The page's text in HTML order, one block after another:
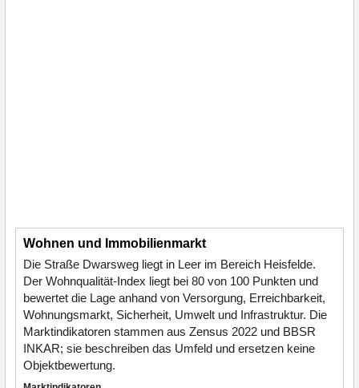
Wohnen und Immobilienmarkt
Die Straße Dwarsweg liegt in Leer im Bereich Heisfelde.
Der Wohnqualität-Index liegt bei 80 von 100 Punkten und
bewertet die Lage anhand von Versorgung, Erreichbarkeit,
Wohnungsmarkt, Sicherheit, Umwelt und Infrastruktur. Die
Marktindikatoren stammen aus Zensus 2022 und BBSR
INKAR; sie beschreiben das Umfeld und ersetzen keine
Objektbewertung.